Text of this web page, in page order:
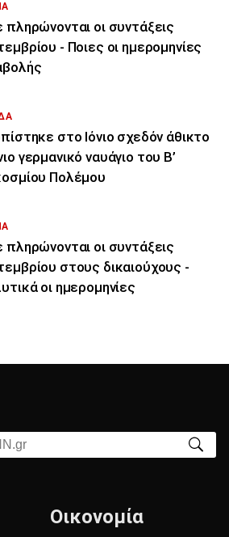
πληρώνονται οι συντάξεις
- Ποιες οι ημερομηνίες
στο Ιόνιο σχεδόν άθικτο
γερμανικό ναυάγιο του Β’
Πολέμου
πληρώνονται οι συντάξεις
στους δικαιούχους -
οι ημερομηνίες
Οικονομία